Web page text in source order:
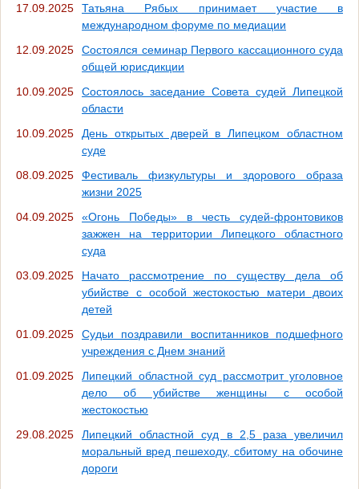
17.09.2025
Татьяна Рябых принимает участие в
международном форуме по медиации
12.09.2025
Состоялся семинар Первого кассационного суда
общей юрисдикции
10.09.2025
Состоялось заседание Совета судей Липецкой
области
10.09.2025
День открытых дверей в Липецком областном
суде
08.09.2025
Фестиваль физкультуры и здорового образа
жизни 2025
04.09.2025
«Огонь Победы» в честь судей-фронтовиков
зажжен на территории Липецкого областного
суда
03.09.2025
Начато рассмотрение по существу дела об
убийстве с особой жестокостью матери двоих
детей
01.09.2025
Судьи поздравили воспитанников подшефного
учреждения с Днем знаний
01.09.2025
Липецкий областной суд рассмотрит уголовное
дело об убийстве женщины с особой
жестокостью
29.08.2025
Липецкий областной суд в 2,5 раза увеличил
моральный вред пешеходу, сбитому на обочине
дороги